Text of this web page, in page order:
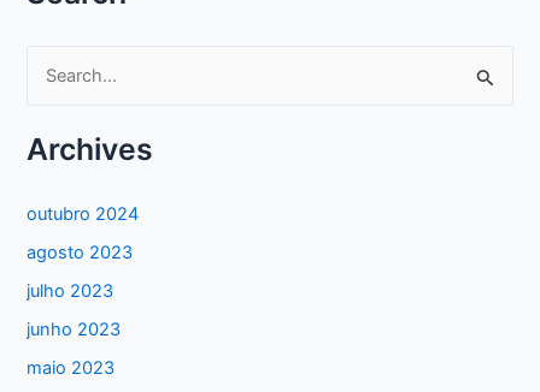
q
a
r
p
Archives
outubro 2024
agosto 2023
julho 2023
junho 2023
maio 2023